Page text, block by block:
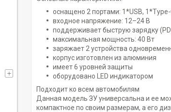
оснащено 2 портами: 1*USB,
входное напряжение: 12–24 В
поддерживает быструю зарядку
максимальная мощность: 40 Вт
заряжает 2 устройства
корпус изготовлен из алюминия
имеет 6 уровней защиты
оборудовано LED индикатором
Подходит ко всем автомобилям
Данная модель ЗУ универсальна и ее
компактное по своим размерам, а его